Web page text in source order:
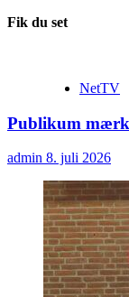
Fik du set
NetTV
Publikum
admin 8. juli 2026